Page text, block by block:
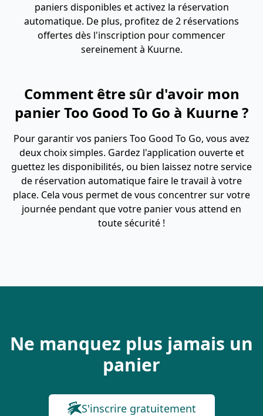
paniers disponibles et activez la réservation
automatique. De plus, profitez de 2 réservations
offertes dès l'inscription pour commencer
sereinement à Kuurne.
Comment être sûr d'avoir mon
panier Too Good To Go à Kuurne ?
Pour garantir vos paniers Too Good To Go, vous avez
deux choix simples. Gardez l'application ouverte et
guettez les disponibilités, ou bien laissez notre service
de réservation automatique faire le travail à votre
place. Cela vous permet de vous concentrer sur votre
journée pendant que votre panier vous attend en
toute sécurité !
Ne manquez plus jamais un
panier
S'inscrire gratuitement